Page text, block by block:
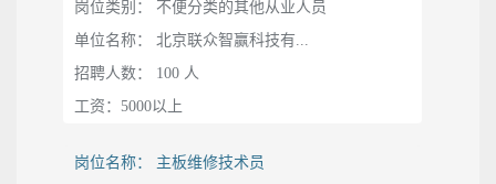
岗位类别： 不便分类的其他从业人员
单位名称： 北京联众智赢科技有...
招聘人数： 100 人
工资：5000以上
岗位名称： 主板维修技术员